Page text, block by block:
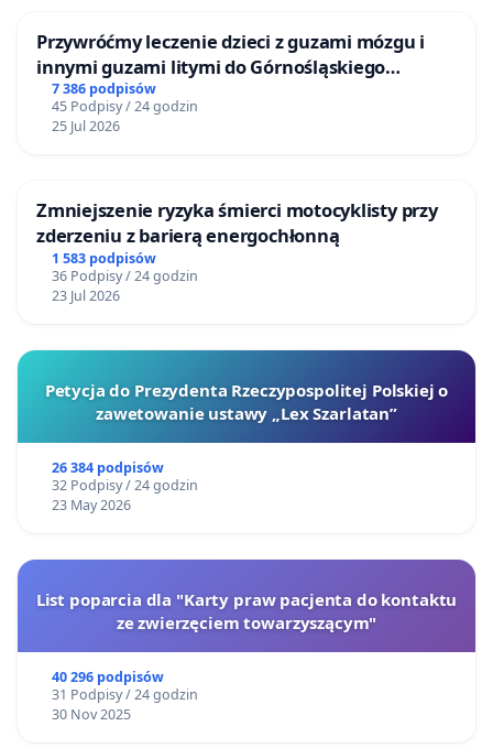
Przywróćmy leczenie dzieci z guzami mózgu i
innymi guzami litymi do Górnośląskiego
Centrum Zdrowia Dziecka w Katowicach
7 386 podpisów
45 Podpisy / 24 godzin
25 Jul 2026
Zmniejszenie ryzyka śmierci motocyklisty przy
zderzeniu z barierą energochłonną
1 583 podpisów
36 Podpisy / 24 godzin
23 Jul 2026
Petycja do Prezydenta Rzeczypospolitej Polskiej o
zawetowanie ustawy „Lex Szarlatan”
26 384 podpisów
32 Podpisy / 24 godzin
23 May 2026
List poparcia dla "Karty praw pacjenta do kontaktu
ze zwierzęciem towarzyszącym"
40 296 podpisów
31 Podpisy / 24 godzin
30 Nov 2025